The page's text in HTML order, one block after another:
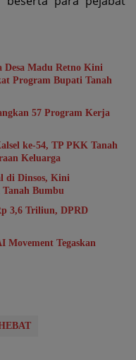
Desa Madu Retno Kini
Program Bupati Tanah
57 Program Kerja
ke-54, TP PKK Tanah
Keluarga
di Dinsos, Kini
Bumbu
3,6 Triliun, DPRD
Movement Tegaskan